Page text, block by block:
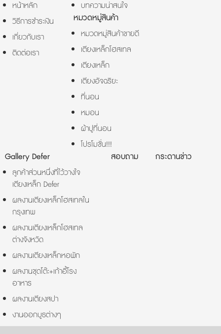
หน้าหลัก
วิธีการชำระเงิน
เกี่ยวกับเรา
ติดต่อเรา
บทความน่าสนใจ
หมวดหมู่สินค้า
หมวดหมู่สินค้าขายดี
เตียงเหล็กโฮสเทล
เตียงเหล็ก
เตียงอัจฉริยะ
ที่นอน
หมอน
ผ้าปูที่นอน
โปรโมชั่น!!!
Gallery Defer
ลูกค้าส่วนหนึ่งที่ไว้วางใจ
เตียงเหล็ก Defer
ผลงานเตียงเหล็กโฮสเทลใน
กรุงเทพ
ผลงานเตียงเหล็กโฮสเทล
ต่างจังหวัด
ผลงานเตียงเหล็กหอพัก
ผลงานชุดโต๊ะ+เก้าอี้โรง
อาหาร
ผลงานเตียงสปา
งานออกบูธต่างๆ
สอบถาม กระดานข่าว